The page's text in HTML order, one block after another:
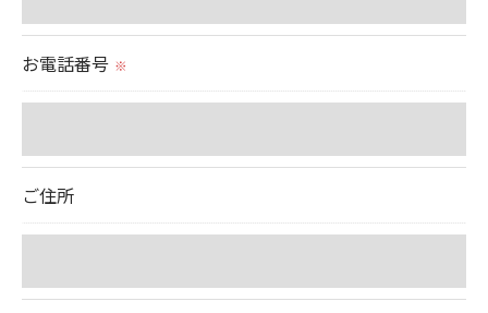
当社では、利用目的の達成に必要な範囲において、
お電話番号 ※
ご住所